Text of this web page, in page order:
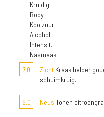
Kruidig
Body
Koolzuur
Alcohol
Intensit.
Nasmaak
7,0
Zicht Kraak helder
schuimkruig.
6,0 Neus Tonen